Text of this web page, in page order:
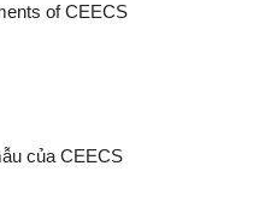
of CEECS
của CEECS